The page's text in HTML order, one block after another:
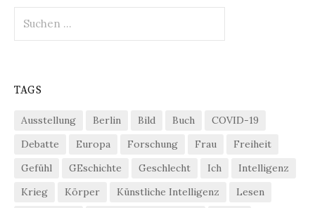
nach:
TAGS
Ausstellung Berlin Bild Buch
COVID-19
Debatte
Europa Forschung Frau
Freiheit
Gefühl
GEschichte Geschlecht Ich
Intelligenz
Krieg
Körper Künstliche Intelligenz
Lesen